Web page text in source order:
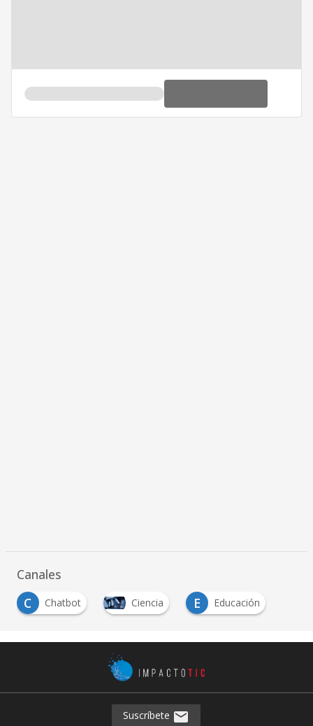
Canales
C
Chatbot Ciencia E Educación
Suscríbete